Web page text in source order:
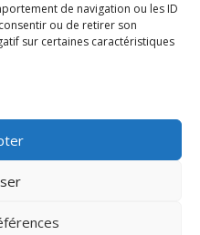
de navigation ou les ID
ou de retirer son
sur certaines caractéristiques
Légales